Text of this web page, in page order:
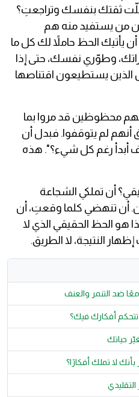
ثقتك بنفسك وتراجعتِ؟
لكن من يستفيد منه هم
يأتيك الحظ حاملاً لك كل ما
وطوّري نفسك، حتى إذا
الذين يستطيعون اقتناصها
محظوظين قد مروا بما
أنهم لم يتوقفوا. فبدل أن
أبدأ رغم كل شيء؟". هذه
أن تملكي الشجاعة
أن تنهضي كلما وقعتِ، أن
هو الحظ الحقيقي الذي لا
النتيجة، لا الطريق.
ضد التنمر والعنف
أفكارك فيك؟
حياتك
لا تملك أفكارًا؟
التقليدي